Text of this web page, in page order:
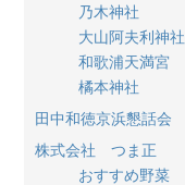
乃木神社
大山阿夫利神社
和歌浦天満宮
橘本神社
田中和徳京浜懇話会
株式会社 つま正
おすすめ野菜